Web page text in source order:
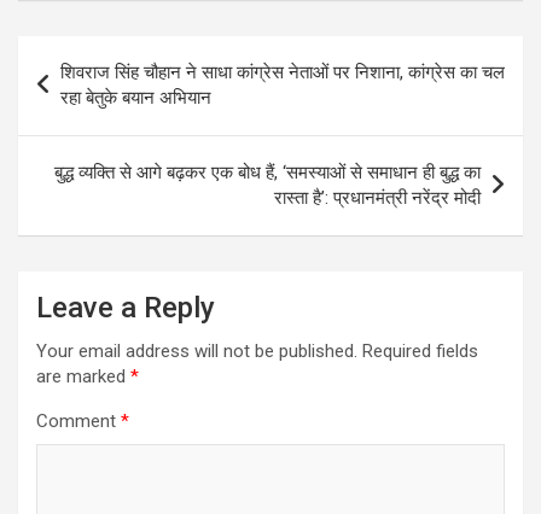
navigation
शिवराज सिंह चौहान ने साधा कांग्रेस नेताओं पर निशाना, कांग्रेस का चल
रहा बेतुके बयान अभियान
बुद्ध व्यक्ति से आगे बढ़कर एक बोध हैं, ‘समस्याओं से समाधान ही बुद्ध का
रास्ता है’: प्रधानमंत्री नरेंद्र मोदी
Leave a Reply
Your email address will not be published. Required fields
are marked *
Comment *